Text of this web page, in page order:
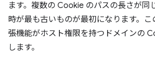
ます。複数の Cookie のパスの長さが同
時が最も古いものが最初になります。
張機能がホスト権限を持つドメインの
します。